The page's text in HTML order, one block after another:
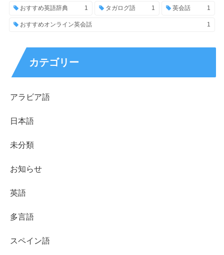
おすすめ英語辞典 1 タガログ語 1 英会話 1
おすすめオンライン英会話 1
カテゴリー
アラビア語
日本語
未分類
お知らせ
英語
多言語
スペイン語